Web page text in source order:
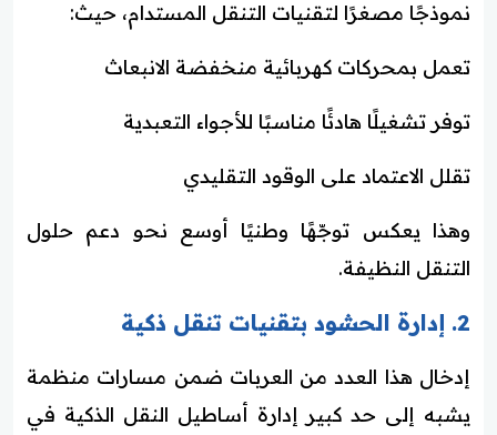
نموذجًا مصغرًا لتقنيات التنقل المستدام، حيث:
تعمل بمحركات كهربائية منخفضة الانبعاث
توفر تشغيلًا هادئًا مناسبًا للأجواء التعبدية
تقلل الاعتماد على الوقود التقليدي
وهذا يعكس توجّهًا وطنيًا أوسع نحو دعم حلول
التنقل النظيفة.
2. إدارة الحشود بتقنيات تنقل ذكية
إدخال هذا العدد من العربات ضمن مسارات منظمة
يشبه إلى حد كبير إدارة أساطيل النقل الذكية في